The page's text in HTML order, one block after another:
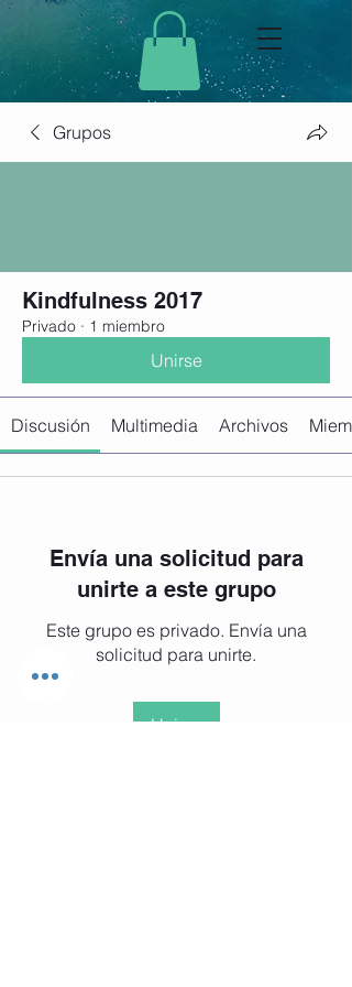
Grupos
Kindfulness 2017
Privado · 1 miembro
Unirse
Discusión Multimedia Archivos
Envía una solicitud para
unirte a este grupo
Este grupo es privado. Envía una
solicitud para unirte.
Unirse